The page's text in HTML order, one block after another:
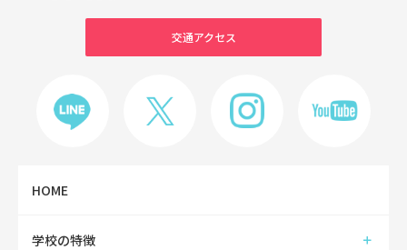
交通アクセス
HOME
学校の特徴